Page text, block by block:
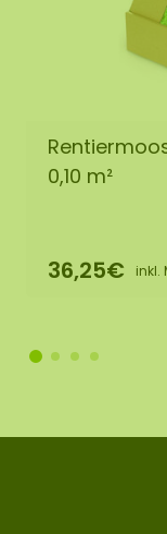
0,10 m²
36,25€ inkl.